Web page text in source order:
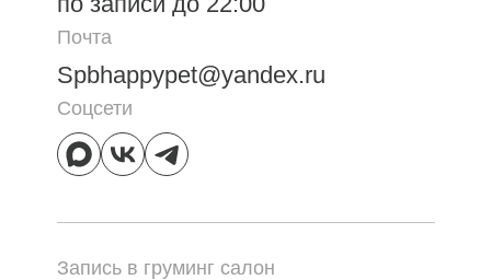
Почта
Spbhappypet@yandex.ru
Соцсети
Запись в груминг салон